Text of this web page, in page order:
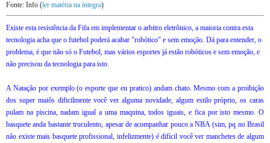
Fonte: Info (ler matéria na íntegra)
Existe esta resistência da Fifa em implementar o arbitro eletrônico, a maioria contra esta
tecnologia acha que o futebol poderá acabar "robótico" e sem emoção. Dá para entender, o
problema, é que não só o Futebol, mas vários esportes já estão robóticos e sem emoção, e
não precisou da tecnologia para isto.
A Natação por exemplo (o esporte que eu pratico) andam chato. Mesmo com a proibição
dos super maiôs dificilmente você ver alguma novidade, algum estilo próprio, os caras
pulam na piscina, nadam igual a uma maquina, todos iguais, e fica por isto mesmo. O
basquete anda bastante truculento, apesar de acompanhar pouco a NBA (sim, pq no Brasil
não existe mais basquete profissional, infelizmente) é difícil você ver manchetes de algum